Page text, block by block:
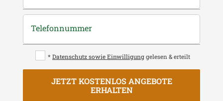
Telefonnummer
* Datenschutz sowie Einwilligung gelesen & erteilt
JETZT KOSTENLOS ANGEBOTE
ERHALTEN